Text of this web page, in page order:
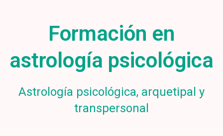
Formación en
astrología psicológica
Astrología psicológica, arquetipal y
transpersonal